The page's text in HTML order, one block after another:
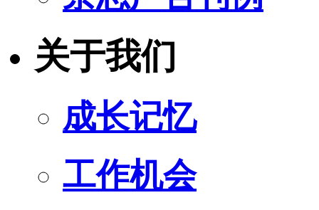
关于我们
成长记忆
工作机会